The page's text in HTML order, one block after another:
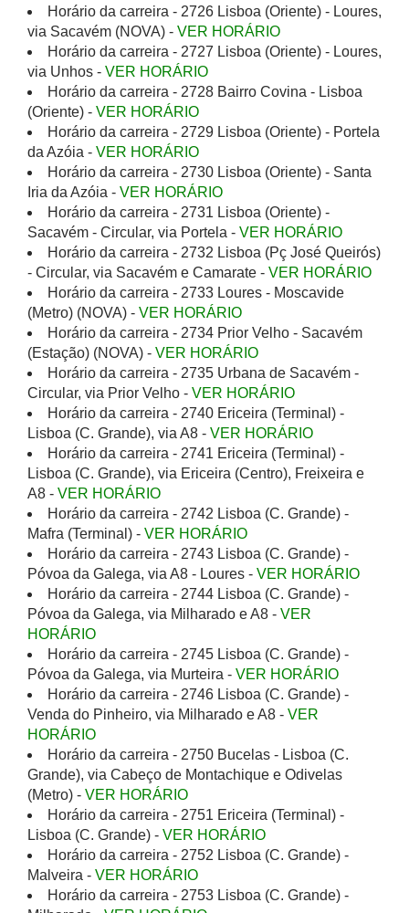
Horário da carreira - 2726 Lisboa (Oriente) - Loures,
via Sacavém (NOVA) - VER HORÁRIO
Horário da carreira - 2727 Lisboa (Oriente) - Loures,
via Unhos - VER HORÁRIO
Horário da carreira - 2728 Bairro Covina - Lisboa
(Oriente) - VER HORÁRIO
Horário da carreira - 2729 Lisboa (Oriente) - Portela
da Azóia - VER HORÁRIO
Horário da carreira - 2730 Lisboa (Oriente) - Santa
Iria da Azóia - VER HORÁRIO
Horário da carreira - 2731 Lisboa (Oriente) -
Sacavém - Circular, via Portela - VER HORÁRIO
Horário da carreira - 2732 Lisboa (Pç José Queirós)
- Circular, via Sacavém e Camarate - VER HORÁRIO
Horário da carreira - 2733 Loures - Moscavide
(Metro) (NOVA) - VER HORÁRIO
Horário da carreira - 2734 Prior Velho - Sacavém
(Estação) (NOVA) - VER HORÁRIO
Horário da carreira - 2735 Urbana de Sacavém -
Circular, via Prior Velho - VER HORÁRIO
Horário da carreira - 2740 Ericeira (Terminal) -
Lisboa (C. Grande), via A8 - VER HORÁRIO
Horário da carreira - 2741 Ericeira (Terminal) -
Lisboa (C. Grande), via Ericeira (Centro), Freixeira e
A8 - VER HORÁRIO
Horário da carreira - 2742 Lisboa (C. Grande) -
Mafra (Terminal) - VER HORÁRIO
Horário da carreira - 2743 Lisboa (C. Grande) -
Póvoa da Galega, via A8 - Loures - VER HORÁRIO
Horário da carreira - 2744 Lisboa (C. Grande) -
Póvoa da Galega, via Milharado e A8 - VER
HORÁRIO
Horário da carreira - 2745 Lisboa (C. Grande) -
Póvoa da Galega, via Murteira - VER HORÁRIO
Horário da carreira - 2746 Lisboa (C. Grande) -
Venda do Pinheiro, via Milharado e A8 - VER
HORÁRIO
Horário da carreira - 2750 Bucelas - Lisboa (C.
Grande), via Cabeço de Montachique e Odivelas
(Metro) - VER HORÁRIO
Horário da carreira - 2751 Ericeira (Terminal) -
Lisboa (C. Grande) - VER HORÁRIO
Horário da carreira - 2752 Lisboa (C. Grande) -
Malveira - VER HORÁRIO
Horário da carreira - 2753 Lisboa (C. Grande) -